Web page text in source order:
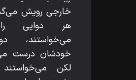
خارجى رويش
هر دوايى
مى‌خواستند،
خودشان درست
لكن مى‌خواستند